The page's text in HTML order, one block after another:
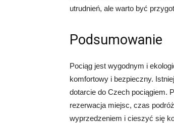
utrudnień, ale warto być
Podsumowanie
Pociąg jest wygodnym i
komfortowy i bezpieczny.
dotarcie do Czech pociągiem.
rezerwacja miejsc, czas
wyprzedzeniem i cieszyć się